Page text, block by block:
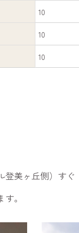
10
10
10
登美ヶ丘側）すぐ
。